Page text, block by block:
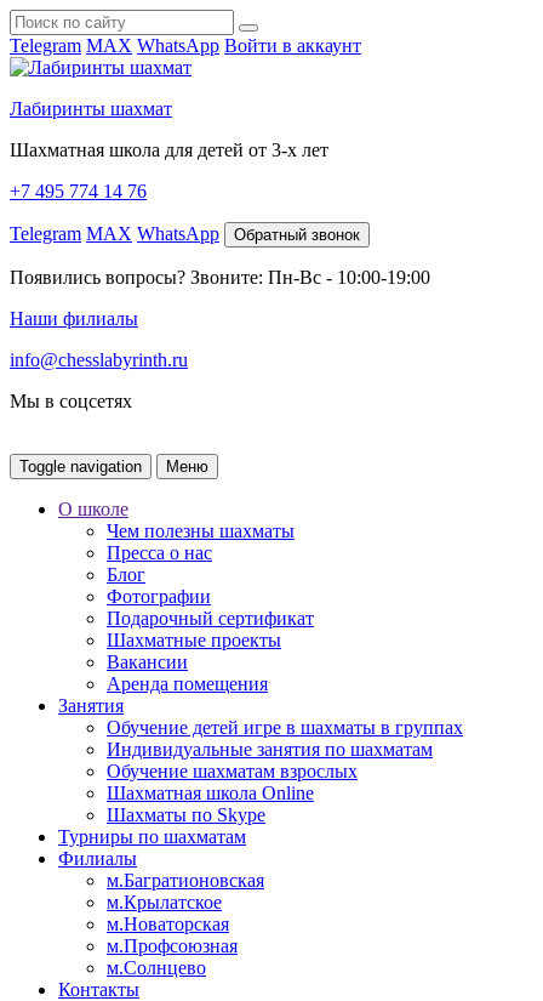
Telegram MAX WhatsApp Войти в аккаунт
Лабиринты шахмат
Шахматная школа для детей от 3-х лет
+7 495 774 14 76
Telegram MAX WhatsApp Обратный звонок
Появились вопросы? Звоните: Пн-Вс - 10:00-19:00
Наши филиалы
info@chesslabyrinth.ru
Мы в соцсетях
Toggle navigation Меню
О школе
Чем полезны шахматы
Пресса о нас
Блог
Фотографии
Подарочный сертификат
Шахматные проекты
Вакансии
Аренда помещения
Занятия
Обучение детей игре в шахматы в группах
Индивидуальные занятия по шахматам
Обучение шахматам взрослых
Шахматная школа Online
Шахматы по Skype
Турниры по шахматам
Филиалы
м.Багратионовская
м.Крылатское
м.Новаторская
м.Профсоюзная
м.Солнцево
Контакты